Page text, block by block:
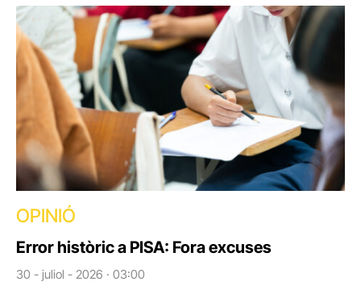
OPINIÓ
Error històric a PISA: Fora excuses
30 - juliol - 2026 · 03:00